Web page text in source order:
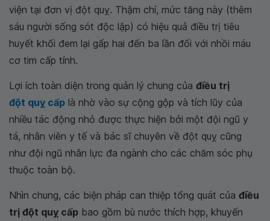
viện tại đơn vị đột quỵ. Thậm chí, mức tăng này (thêm
sáu người sống sót độc lập) có hiệu quả điều trị tiêu
huyết khối đem lại gấp hai đến ba lần đối với nhồi máu
cơ tim cấp tính.
Lợi ích toàn diện trong quản lý chung của điều trị
đột quỵ cấp là nhờ vào sự cộng gộp và tích lũy của
nhiều tác động nhỏ được thực hiện bởi một đội ngũ y
tá, nhân viên y tế và bác sĩ chuyên về đột quỵ cũng
như đội ngũ nhân lực đa ngành cho các chăm sóc phụ
thuộc toàn bộ.
Nhìn chung, các biện pháp can thiệp tổng quát của điều
trị đột quỵ cấp bao gồm bù nước thích hợp, khuyến